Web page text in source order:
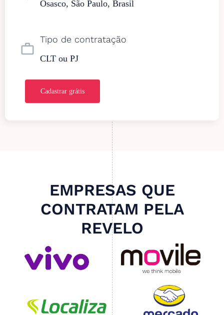
Osasco, São Paulo, Brasil
work_outline
Tipo de contratação
CLT ou PJ
Cadastrar grátis
EMPRESAS QUE
CONTRATAM PELA
REVELO